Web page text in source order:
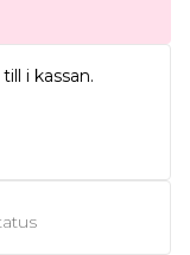
i kassan.